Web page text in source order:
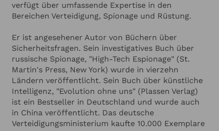
verfügt über umfassende Expertise in den
Bereichen Verteidigung, Spionage und Rüstung.
Er ist angesehener Autor von Büchern über
Sicherheitsfragen. Sein investigatives Buch über
russische Spionage, "High-Tech Espionage" (St.
Martin's Press, New York) wurde in vierzehn
Ländern veröffentlicht. Sein Buch über künstliche
Intelligenz, "Evolution ohne uns" (Plassen Verlag)
ist ein Bestseller in Deutschland und wurde auch
in China veröffentlicht. Das deutsche
Verteidigungsministerium kaufte 10.000 Exemplare